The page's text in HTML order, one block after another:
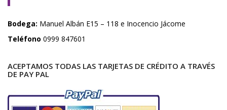
Bodega: Manuel Albán E15 – 118 e Inocencio Jácome
Teléfono 0999 847601
ACEPTAMOS TODAS LAS TARJETAS DE CRÉDITO A TRAVÉS
DE PAY PAL